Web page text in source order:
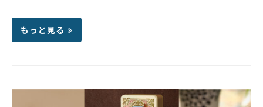
もっと見る